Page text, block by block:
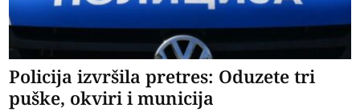
Policija izvršila pretres: Oduzete tri
puške, okviri i municija